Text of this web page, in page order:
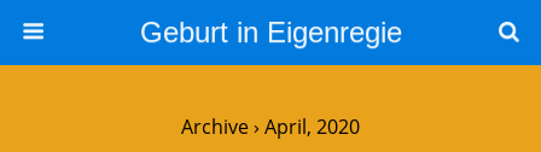
Geburt in Eigenregie
Archive › April, 2020